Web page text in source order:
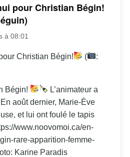
pour Christian Bégin!
à 08:01
Christian Bégin! (
:
Bégin!
L’animateur a
août dernier, Marie-Ève
et lui ont foulé le tapis
www.noovomoi.ca/en-
rare-apparition-femme-
Karine Paradis